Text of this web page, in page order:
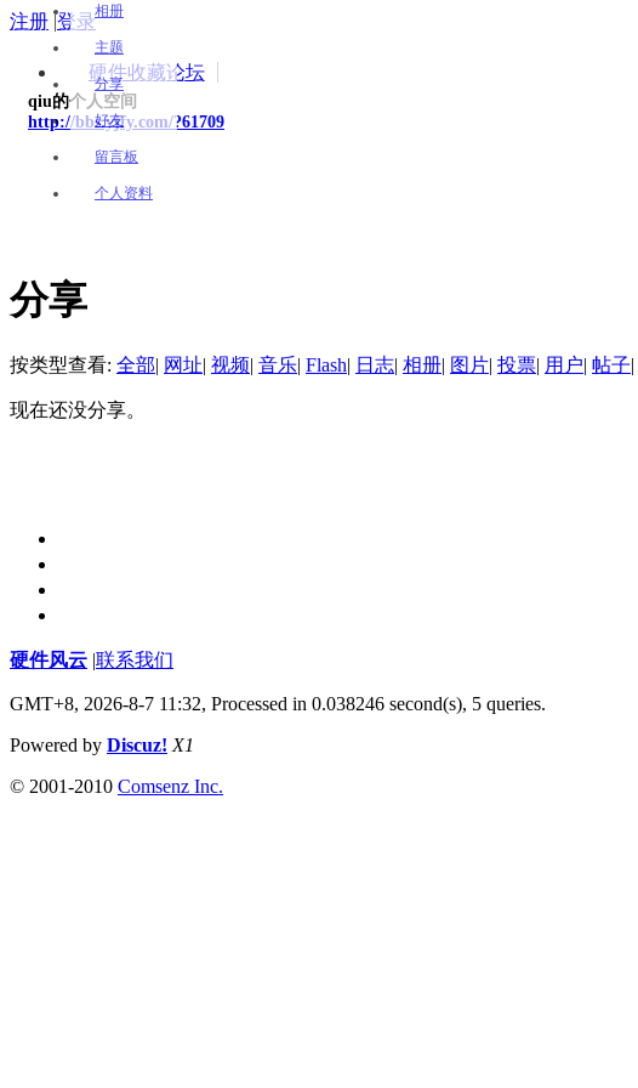
注册 |登录
硬件收藏论坛
qiu的个人空间
http://bbs.yjfy.com/?61709
相册
主题
分享
好友
留言板
个人资料
分享
按类型查看: 全部 网址 视频 音乐 Flash 日志 相册 图片 投票 用户 帖子
现在还没分享。
硬件风云 联系我们
GMT+8, 2026-8-7 11:32, Processed in 0.038246 second(s), 5 queries.
Powered by Discuz! X1
© 2001-2010 Comsenz Inc.